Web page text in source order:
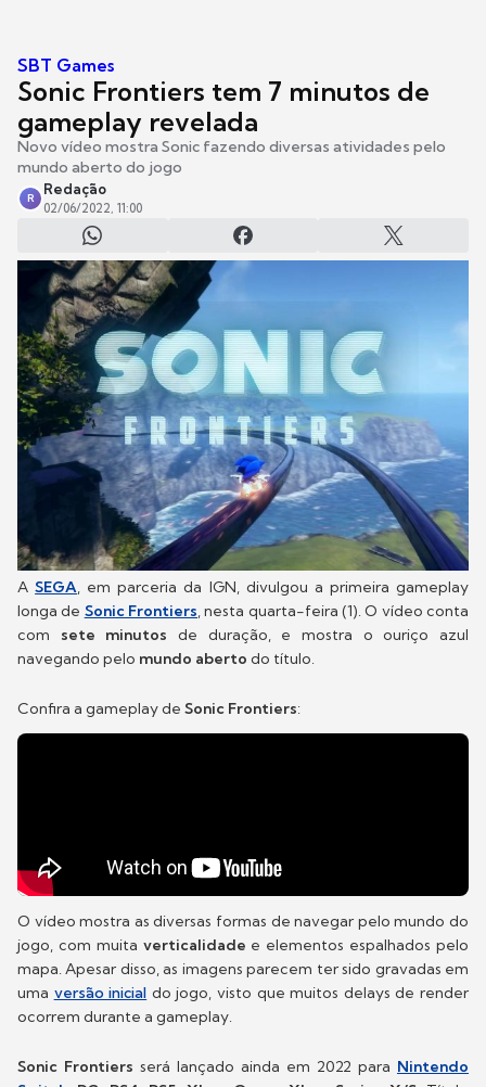
SBT Games
Sonic Frontiers tem 7 minutos de
gameplay revelada
Novo vídeo mostra Sonic fazendo diversas atividades pelo
mundo aberto do jogo
R
Redação
02/06/2022, 11:00
ASEGA, em parceria da IGN, divulgou a primeira gameplay
longa de Sonic Frontiers, nesta quarta-feira (1). O vídeo conta
com sete minutosde duração, e mostra o ouriço azul
navegando pelo mundo aberto do título.
Confira a gameplay de Sonic Frontiers:
O vídeo mostra as diversas formas de navegar pelo mundo do
jogo, com muita verticalidade e elementos espalhados pelo
mapa. Apesar disso, as imagens parecem ter sido gravadas em
uma versão inicial do jogo, visto que muitos delays de render
ocorrem durante a gameplay.
Sonic Frontiers será lançado ainda em 2022 para Nintendo